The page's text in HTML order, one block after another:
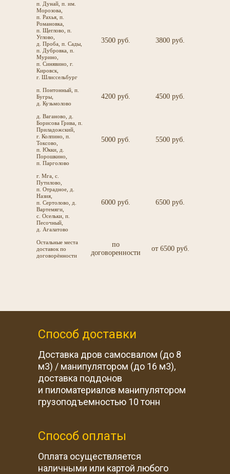
п. Дунай, п. им.
Морозова,
п. Рахья, п.
Романовка,
п. Щеглово, п.
Углово,
д. Проба, п. Сады,
п. Дубровка, п.
Мурино,
п. Синявино, г.
Кировск,
г. Шлиссельбург
3500 руб. 3800 руб.
п. Понтонный, п.
Бугры,
д. Кузьмолово
4200 руб. 4500 руб.
д. Ваганово, д.
Борисова Грива, п.
Приладожский,
г. Колпино, п.
Токсово,
п. Юкки, д.
Порошкино,
п. Парголово
5000 руб. 5500 руб.
г. Мга, с.
Путилово,
п. Отрадное, д.
Назия,
п. Сертолово, д.
Вартемяги,
с. Осельки, п.
Песочный,
д. Агалатово
6000 руб. 6500 руб.
Остальные места
доставок по
договорённости
по
договоренности
от 6500 руб.
Способ доставки
Доставка дров самосвалом (до 8
м3) / манипулятором (до 16 м3),
доставка поддонов
и пиломатериалов манипулятором
грузоподъемностью 10 тонн
Способ оплаты
Оплата осуществляется
наличными или картой любого